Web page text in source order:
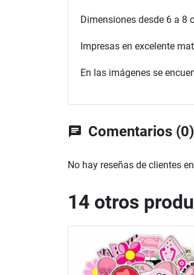
Dimensiones desde 6 a 8
Impresas en excelente
En las imágenes se
chat Comentarios (0)
No hay reseñas de clientes
14 otros